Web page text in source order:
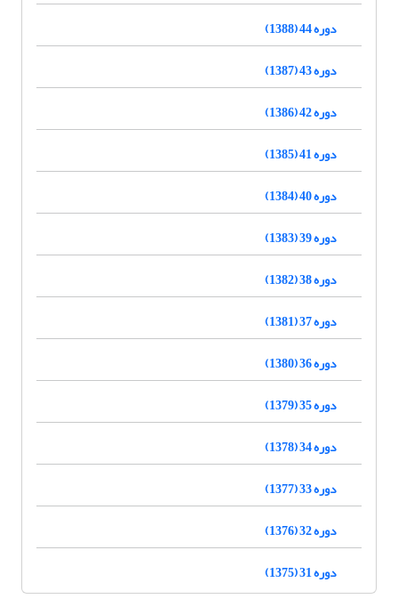
دوره 44 (1388)
دوره 43 (1387)
دوره 42 (1386)
دوره 41 (1385)
دوره 40 (1384)
دوره 39 (1383)
دوره 38 (1382)
دوره 37 (1381)
دوره 36 (1380)
دوره 35 (1379)
دوره 34 (1378)
دوره 33 (1377)
دوره 32 (1376)
دوره 31 (1375)